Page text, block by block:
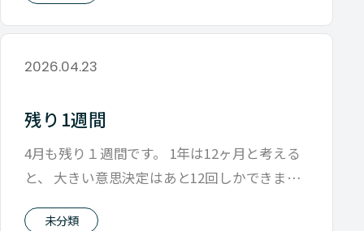
2026.04.23
残り1週間
4月も残り１週間です。 1年は12ヶ月と考える
と、 大きい意思決定はあと12回しかできませ
未分類